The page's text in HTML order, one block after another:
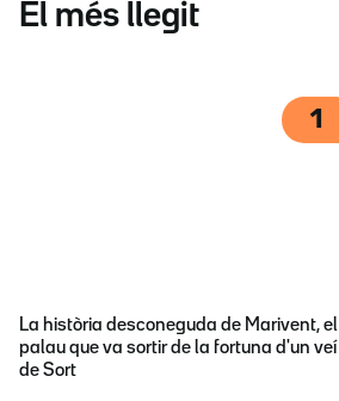
El més llegit
1
La història desconeguda de Marivent, el
palau que va sortir de la fortuna d'un veí
de Sort